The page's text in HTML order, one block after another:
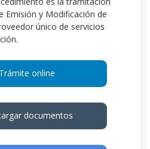
Emisión y Modificación de
único de servicios
Trámite online
documentos